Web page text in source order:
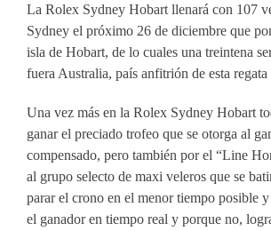
La Rolex Sydney Hobart llenará con 107
Sydney el próximo 26 de diciembre que
isla de Hobart, de lo cuales una treintena
fuera Australia, país anfitrión de esta regata
Una vez más en la Rolex Sydney Hobart
ganar el preciado trofeo que se otorga al
compensado, pero también por el “Line
al grupo selecto de maxi veleros que se
parar el crono en el menor tiempo posible
el ganador en tiempo real y porque no,